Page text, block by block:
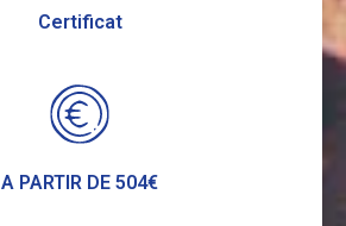
Certificat
A PARTIR DE 504€